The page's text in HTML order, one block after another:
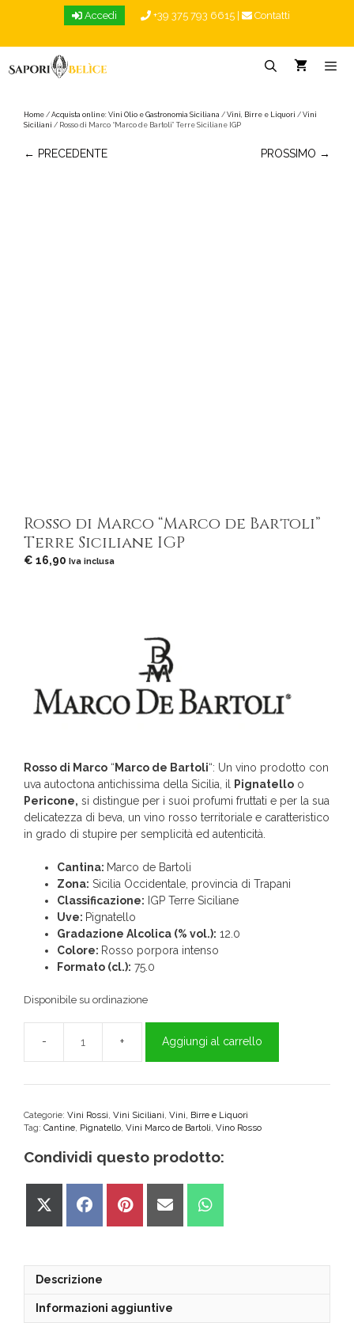
Accedi +39 375 793 6615 Contatti
Home / Acquista online: Vini Olio e Gastronomia Siciliana / Vini, Birre e Liquori / Vini
Siciliani / Rosso di Marco “Marco de Bartoli” Terre Siciliane IGP
← PRECEDENTE PROSSIMO →
Rosso di Marco “Marco de Bartoli”
Terre Siciliane IGP
€ 16,90 Iva inclusa
Rosso di Marco “Marco de Bartoli“: Un vino prodotto con
uva autoctona antichissima della Sicilia, il Pignatello o
Pericone, si distingue per i suoi profumi fruttati e per la sua
delicatezza di beva, un vino rosso territoriale e caratteristico
in grado di stupire per semplicità ed autenticità.
Cantina: Marco de Bartoli
Zona: Sicilia Occidentale, provincia di Trapani
Classificazione: IGP Terre Siciliane
Uve: Pignatello
Gradazione Alcolica (% vol.): 12.0
Colore: Rosso porpora intenso
Formato (cl.): 75.0
Disponibile su ordinazione
Rosso
di
Marco
de
Bartoli"
Siciliane
IGP
quantità
Aggiungi al carrello
Categorie: Vini Rossi, Vini Siciliani, Vini, Birre e Liquori
Tag: Cantine, Pignatello, Vini Marco de Bartoli, Vino Rosso
Condividi questo prodotto:
Share
Share
Share
Share
Share
Descrizione
Informazioni aggiuntive